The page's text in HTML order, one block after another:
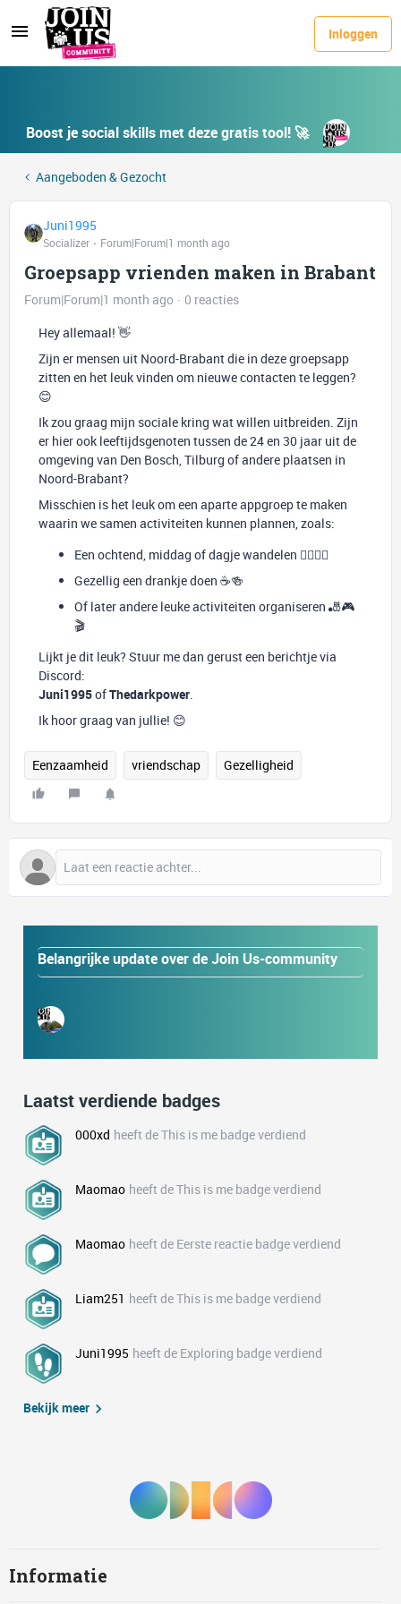
Inloggen
Boost je social skills met deze gratis tool! 🚀
Aangeboden & Gezocht
Juni1995
Socializer Forum|Forum|1 month ago
Groepsapp vrienden maken in Brabant
Forum|Forum|1 month ago
0 reacties
Hey allemaal! 👋
Zijn er mensen uit Noord-Brabant die in deze groepsapp
zitten en het leuk vinden om nieuwe contacten te leggen?
😊
Ik zou graag mijn sociale kring wat willen uitbreiden. Zijn
er hier ook leeftijdsgenoten tussen de 24 en 30 jaar uit de
omgeving van Den Bosch, Tilburg of andere plaatsen in
Noord-Brabant?
Misschien is het leuk om een aparte appgroep te maken
waarin we samen activiteiten kunnen plannen, zoals:
Een ochtend, middag of dagje wandelen 🚶‍♂️🚶‍♀️
Gezellig een drankje doen ☕🍻
Of later andere leuke activiteiten organiseren 🎳🎮
🎬
Lijkt je dit leuk? Stuur me dan gerust een berichtje via
Discord:
Juni1995ofThedarkpower.
Ik hoor graag van jullie! 😊
Eenzaamheid vriendschap Gezelligheid
Belangrijke update over de Join Us-community
Laatst verdiende badges
000xd heeft de This is me badge verdiend
Maomao heeft de This is me badge verdiend
Maomao heeft de Eerste reactie badge verdiend
Liam251 heeft de This is me badge verdiend
Juni1995 heeft de Exploring badge verdiend
Bekijk meer
Informatie